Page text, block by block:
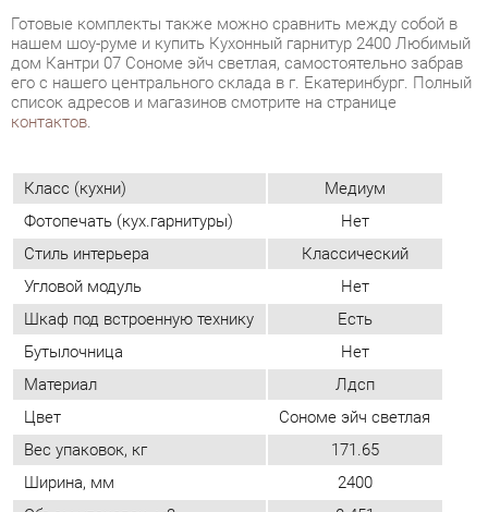
Класс (кухни)
Медиум
Фотопечать (кух.гарнитуры)
Нет
Стиль интерьера
Классический
Шкаф под встроенную технику
Есть
Бутылочница
Нет
Материал
Лдсп
Цвет
Сономе эйч светлая
Вес упаковок, кг
171.65
Ширина, мм
2400
Объем упаковок, м3
0.451
ОТЗЫВЫ
Пока нет отзывов, поделитесь первым своим мнением.
ДОБАВИТЬ ОТЗЫВ